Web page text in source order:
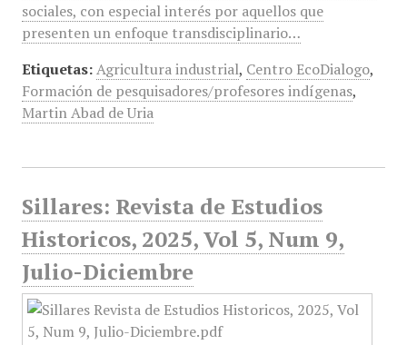
sociales, con especial interés por aquellos que
presenten un enfoque transdisciplinario…
Etiquetas: Agricultura industrial, Centro EcoDialogo,
Formación de pesquisadores/profesores indígenas,
Martin Abad de Uria
Sillares: Revista de Estudios
Historicos, 2025, Vol 5, Num 9,
Julio-Diciembre